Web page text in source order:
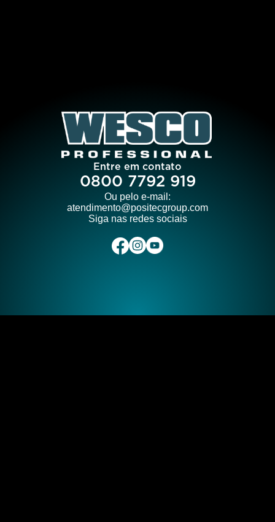
Entre em contato
0800 7792 919
Ou pelo e-mail:
atendimento@positecgroup.com
Siga nas redes sociais